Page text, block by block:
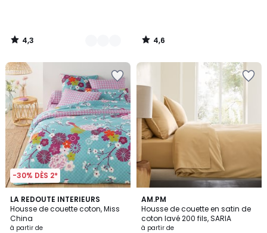
4,3
/
4,6
/
-30% DÈS 2*
LA REDOUTE INTERIEURS
Housse de couette coton, Miss
China
à partir de
4,2
/ 5
AM.PM
Housse de couette en satin de
coton lavé 200 fils, SARIA
à partir de
4,8
/ 5